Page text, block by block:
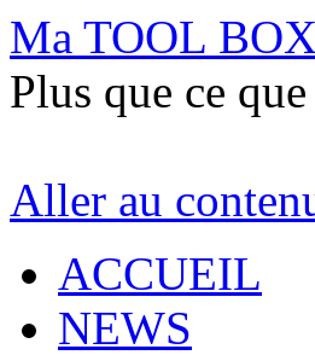
Ma TOOL BOX
Plus que ce
Aller au
ACCUEIL
NEWS